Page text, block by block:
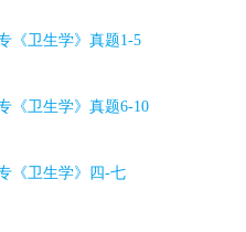
《卫生学》真题1-5
《卫生学》真题6-10
《卫生学》四-七